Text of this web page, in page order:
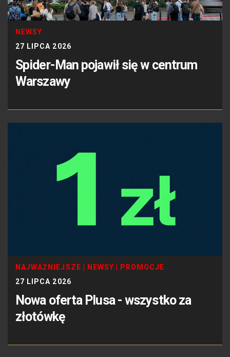
NEWSY
27 LIPCA 2026
Spider-Man pojawił się w centrum
Warszawy
NAJWAŻNIEJSZE NEWSY
PROMOCJE
27 LIPCA 2026
Nowa oferta Plusa - wszystko za
złotówkę